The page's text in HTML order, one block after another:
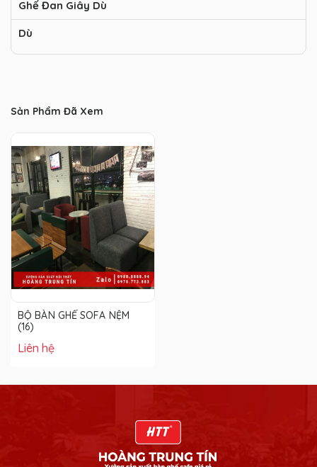
Ghế Đan Giây Dù
Dù
Sản Phẩm Đã Xem
BỘ BÀN GHẾ SOFA NỆM
(16)
Liên hệ